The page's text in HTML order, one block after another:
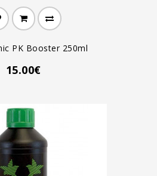
PK Booster 250ml
15.00€